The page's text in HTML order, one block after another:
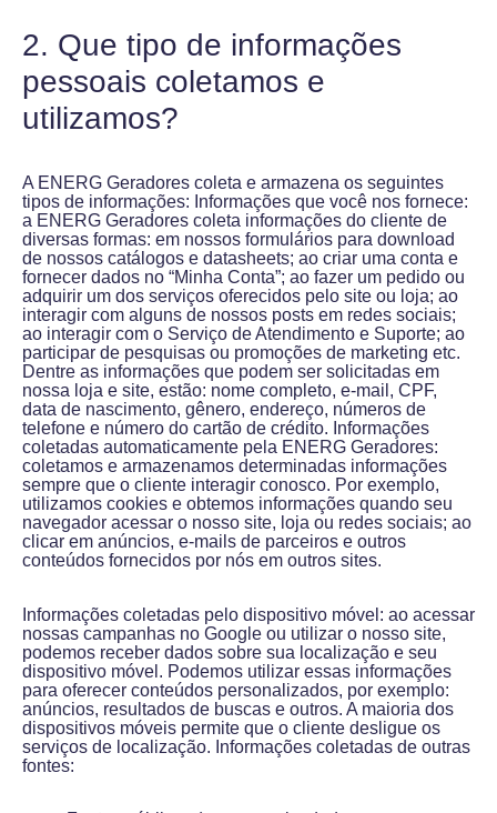
2. Que tipo de informações
pessoais coletamos e
utilizamos?
A ENERG Geradores coleta e armazena os seguintes
tipos de informações: Informações que você nos fornece:
a ENERG Geradores coleta informações do cliente de
diversas formas: em nossos formulários para download
de nossos catálogos e datasheets; ao criar uma conta e
fornecer dados no “Minha Conta”; ao fazer um pedido ou
adquirir um dos serviços oferecidos pelo site ou loja; ao
interagir com alguns de nossos posts em redes sociais;
ao interagir com o Serviço de Atendimento e Suporte; ao
participar de pesquisas ou promoções de marketing etc.
Dentre as informações que podem ser solicitadas em
nossa loja e site, estão: nome completo, e-mail, CPF,
data de nascimento, gênero, endereço, números de
telefone e número do cartão de crédito. Informações
coletadas automaticamente pela ENERG Geradores:
coletamos e armazenamos determinadas informações
sempre que o cliente interagir conosco. Por exemplo,
utilizamos cookies e obtemos informações quando seu
navegador acessar o nosso site, loja ou redes sociais; ao
clicar em anúncios, e-mails de parceiros e outros
conteúdos fornecidos por nós em outros sites.
Informações coletadas pelo dispositivo móvel: ao acessar
nossas campanhas no Google ou utilizar o nosso site,
podemos receber dados sobre sua localização e seu
dispositivo móvel. Podemos utilizar essas informações
para oferecer conteúdos personalizados, por exemplo:
anúncios, resultados de buscas e outros. A maioria dos
dispositivos móveis permite que o cliente desligue os
serviços de localização. Informações coletadas de outras
fontes: